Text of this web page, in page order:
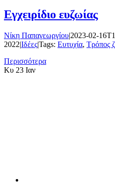
Εγχειρίδιο ευζωίας
Νίκη Παπαγεωργίου|2023-02-
2022|Ιδέες|Tags: Ευτυχία, Τρόπος
Περισσότερα
Κυ 23 Ιαν